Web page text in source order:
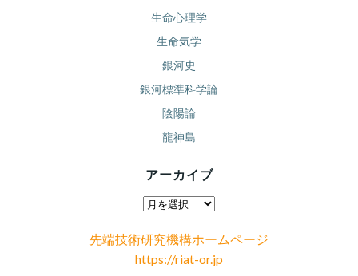
生命心理学
生命気学
銀河史
銀河標準科学論
陰陽論
龍神島
アーカイブ
ア
カ
イ
先端技術研究機構ホームページ
https://riat-or.jp